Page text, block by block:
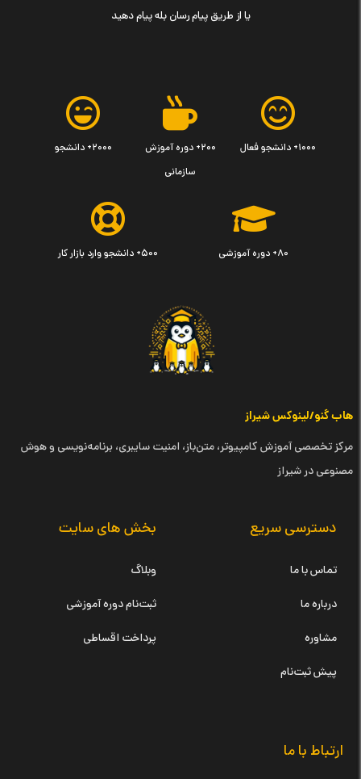
یا از طریق پیام رسان بله پیام دهید
۱۰۰۰+ دانشجو فعال
۲۰۰+ دوره آموزش
سازمانی
۲۰۰۰+ دانشجو
۸۰+ دوره آموزشی ۵۰۰+ دانشجو وارد بازار کار
هاب گنو/لینوکس شیراز
مرکز تخصصی آموزش کامپیوتر، متن‌باز، امنیت سایبری، برنامه‌نویسی و هوش
مصنوعی در شیراز
دسترسی سریع
تماس با ما
درباره ما
مشاوره
پیش ثبت‌نام
بخش های سایت
وبلاگ
ثبت‌نام دوره آموزشی
پرداخت اقساطی
ارتباط با ما